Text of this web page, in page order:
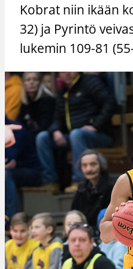
Kobrat niin ikään
32) ja Pyrintö
lukemin 109-81